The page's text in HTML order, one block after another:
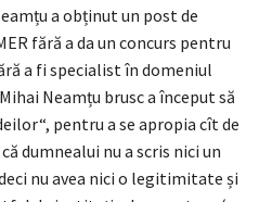
a obținut un post de
fără a da un concurs pentru
a fi specialist în domeniul
Neamțu brusc a început să
pentru a se apropia cît de
dumnealui nu a scris nici un
nu avea nici o legitimitate și